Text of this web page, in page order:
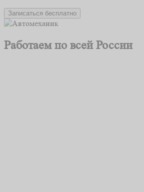
Записаться бесплатно
Работаем по всей России